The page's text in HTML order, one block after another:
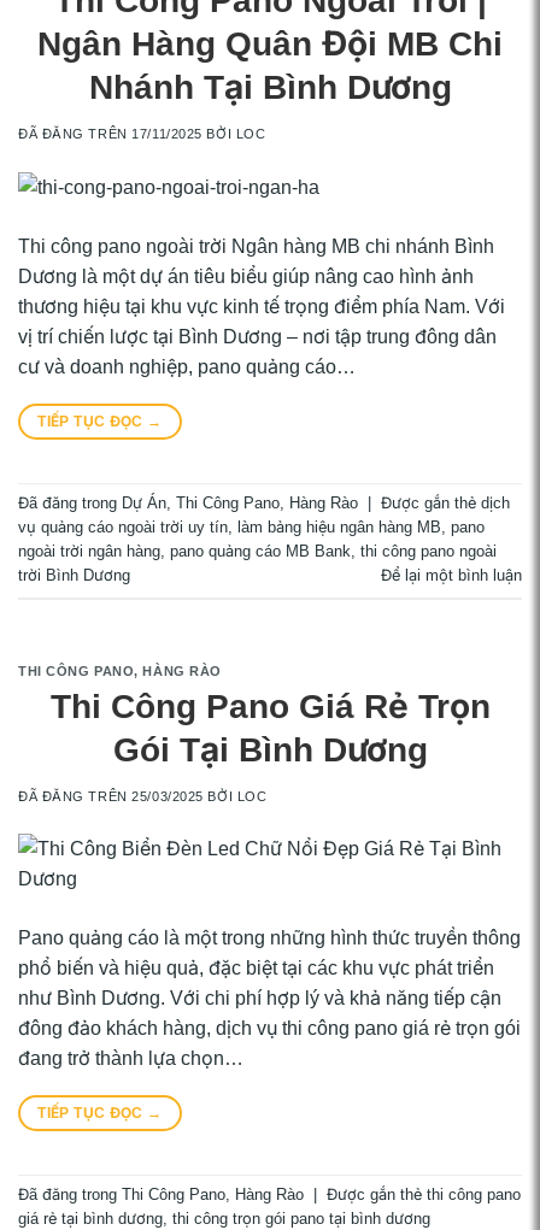
Ngân Hàng Quân Đội MB Chi
Nhánh Tại Bình Dương
ĐÃ ĐĂNG TRÊN 17/11/2025 BỞI LOC
Thi công pano ngoài trời Ngân hàng MB chi nhánh Bình
Dương là một dự án tiêu biểu giúp nâng cao hình ảnh
thương hiệu tại khu vực kinh tế trọng điểm phía Nam. Với
vị trí chiến lược tại Bình Dương – nơi tập trung đông dân
cư và doanh nghiệp, pano quảng cáo…
TIẾP TỤC ĐỌC →
Đã đăng trong Dự Án, Thi Công Pano, Hàng Rào Được gắn thẻ dịch
vụ quảng cáo ngoài trời uy tín, làm bảng hiệu ngân hàng MB, pano
ngoài trời ngân hàng, pano quảng cáo MB Bank, thi công pano ngoài
trời Bình Dương
Để lại một bình luận
THI CÔNG PANO, HÀNG RÀO
Thi Công Pano Giá Rẻ Trọn
Gói Tại Bình Dương
ĐÃ ĐĂNG TRÊN25/03/2025 BỞI LOC
Pano quảng cáo là một trong những hình thức truyền thông
phổ biến và hiệu quả, đặc biệt tại các khu vực phát triển
như Bình Dương. Với chi phí hợp lý và khả năng tiếp cận
đông đảo khách hàng, dịch vụ thi công pano giá rẻ trọn gói
đang trở thành lựa chọn…
TIẾP TỤC ĐỌC →
Đã đăng trong Thi Công Pano, Hàng Rào Được gắn thẻ thi công pano
giá rẻ tại bình dương, thi công trọn gói pano tại bình dương